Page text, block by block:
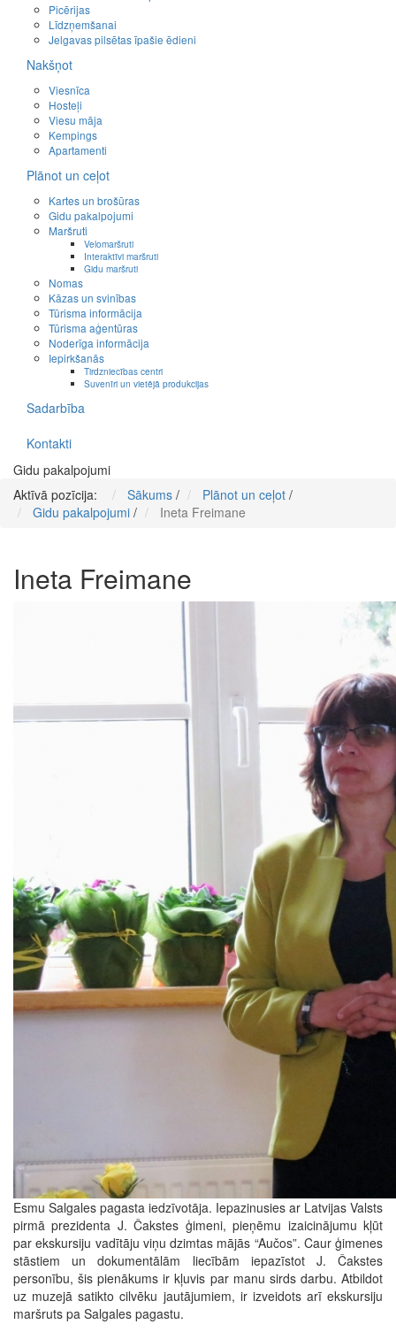
Picērijas
Līdzņemšanai
Jelgavas pilsētas īpašie ēdieni
Nakšņot
Viesnīca
Hosteļi
Viesu māja
Kempings
Apartamenti
Plānot un ceļot
Kartes un brošūras
Gidu pakalpojumi
Maršruti
Velomaršruti
Interaktīvi maršruti
Gidu maršruti
Nomas
Kāzas un svinības
Tūrisma informācija
Tūrisma aģentūras
Noderīga informācija
Iepirkšanās
Tirdzniecības centri
Suvenīri un vietējā produkcijas
Sadarbība
Kontakti
Gidu pakalpojumi
Aktīvā pozīcija:
Sākums / Plānot un ceļot /
Gidu pakalpojumi / Ineta Freimane
Ineta Freimane
Esmu Salgales pagasta iedzīvotāja. Iepazinusies ar Latvijas Valsts
pirmā prezidenta J. Čakstes ģimeni, pieņēmu izaicinājumu kļūt
par ekskursiju vadītāju viņu dzimtas mājās “Aučos”. Caur ģimenes
stāstiem un dokumentālām liecībām iepazīstot J. Čakstes
personību, šis pienākums ir kļuvis par manu sirds darbu. Atbildot
uz muzejā satikto cilvēku jautājumiem, ir izveidots arī ekskursiju
maršruts pa Salgales pagastu.